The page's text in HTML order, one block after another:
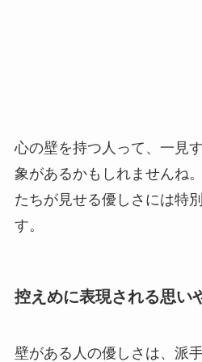
心の壁を持つ人って、一見
象があるかもしれませんね
たちが見せる優しさには特
す。
控えめに表現される思い
壁がある人の優しさは、派